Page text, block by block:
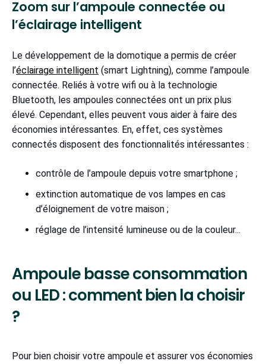
Zoom sur l’ampoule connectée ou
l’éclairage intelligent
Le développement de la domotique a permis de créer
l’éclairage intelligent (smart Lightning), comme l’ampoule
connectée. Reliés à votre wifi ou à la technologie
Bluetooth, les ampoules connectées ont un prix plus
élevé. Cependant, elles peuvent vous aider à faire des
économies intéressantes. En, effet, ces systèmes
connectés disposent des fonctionnalités intéressantes :
contrôle de l’ampoule depuis votre smartphone ;
extinction automatique de vos lampes en cas
d’éloignement de votre maison ;
réglage de l’intensité lumineuse ou de la couleur...
Ampoule basse consommation
ou LED : comment bien la choisir
?
Pour bien choisir votre ampoule et assurer vos économies